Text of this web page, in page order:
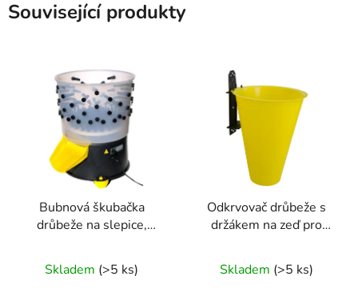
Související produkty
Bubnová škubačka
drůbeže na slepice,
CIMUKA YL-PL03-G
Skladem (>5 ks)
Odkrvovač drůbeže s
držákem na zeď pro
HNG01-CN04T
Skladem (>5 ks)